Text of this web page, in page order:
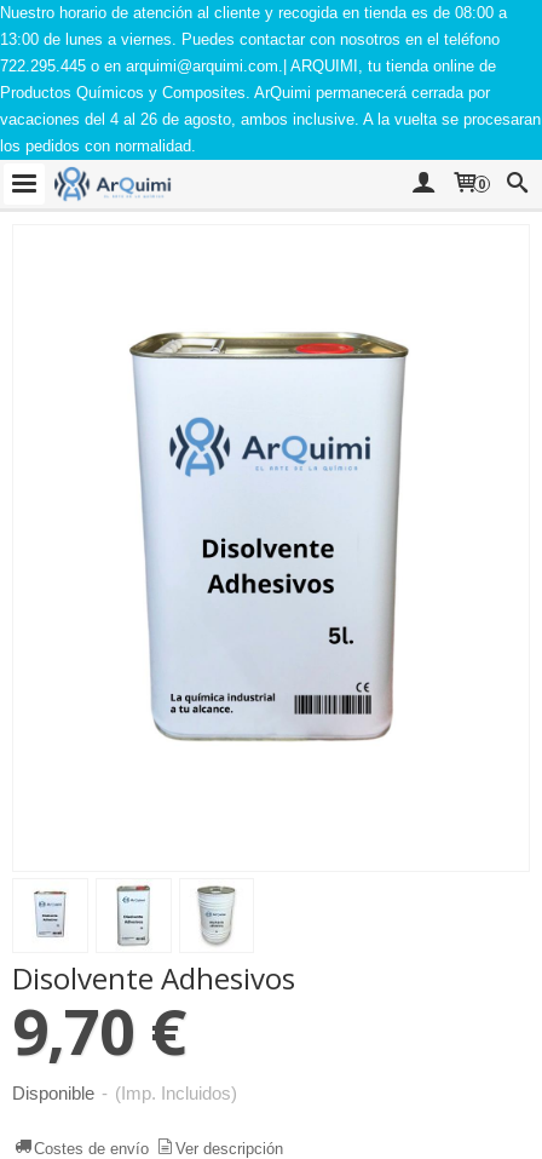
Nuestro horario de atención al cliente y recogida en tienda es de 08:00 a
13:00 de lunes a viernes. Puedes contactar con nosotros en el teléfono
722.295.445 o en arquimi@arquimi.com.| ARQUIMI, tu tienda online de
Productos Químicos y Composites. ArQuimi permanecerá cerrada por
vacaciones del 4 al 26 de agosto, ambos inclusive. A la vuelta se procesaran
los pedidos con normalidad.
0
Disolvente Adhesivos
9,70 €
Disponible - (Imp. Incluidos)
Costes de envío Ver descripción